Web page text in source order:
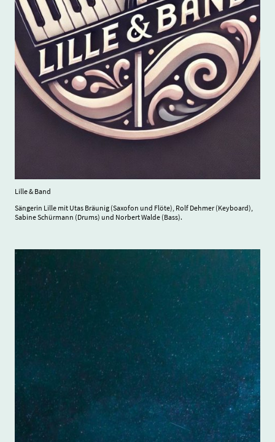
Lille & Band
Sängerin Lille mit Utas Bräunig (Saxofon und Flöte), Rolf Dehmer (Keyboard),
Sabine Schürmann (Drums) und Norbert Walde (Bass).